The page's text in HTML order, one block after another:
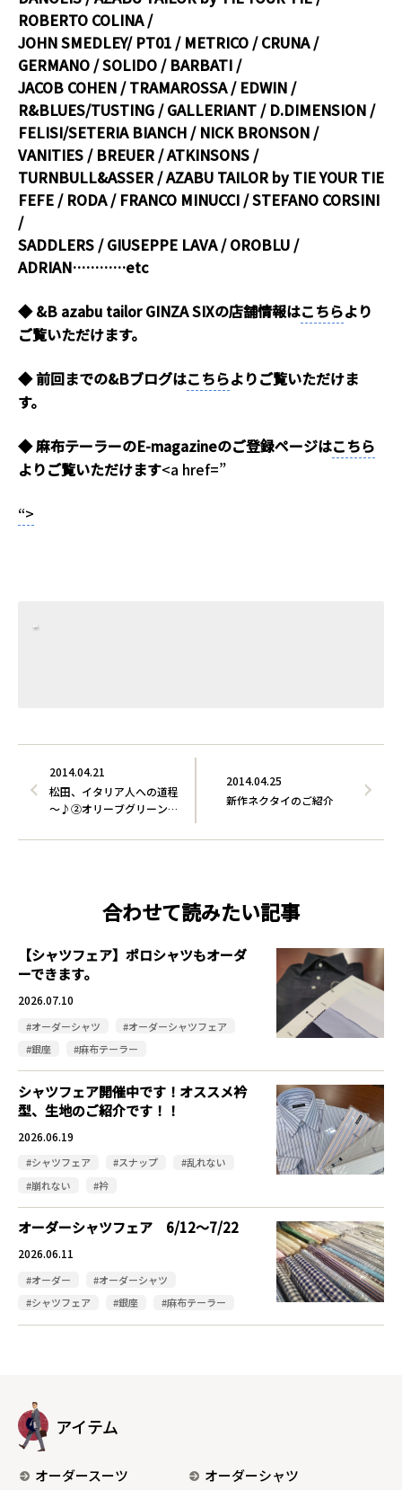
ROBERTO COLINA /
JOHN SMEDLEY/ PT01 / METRICO / CRUNA /
GERMANO / SOLIDO / BARBATI /
JACOB COHEN / TRAMAROSSA / EDWIN /
R&BLUES/TUSTING / GALLERIANT / D.DIMENSION /
FELISI/SETERIA BIANCH / NICK BRONSON /
VANITIES / BREUER / ATKINSONS /
TURNBULL&ASSER / AZABU TAILOR by TIE YOUR TIE
FEFE / RODA / FRANCO MINUCCI / STEFANO CORSINI
/
SADDLERS / GIUSEPPE LAVA / OROBLU /
ADRIAN…………etc
◆ &B azabu tailor GINZA SIXの店舗情報はこちらより
ご覧いただけます。
◆ 前回までの&Bブログはこちらよりご覧いただけま
す。
◆ 麻布テーラーのE-magazineのご登録ページはこちら
よりご覧いただけます<a href=”
“>
2014.04.25
新作ネクタイのご紹介
2014.04.21
松田、イタリア人への道程
～♪②オリーブグリーン
合わせて読みたい記事
【シャツフェア】ポロシャツもオーダ
ーできます。
2026.07.10
#オーダーシャツ
#オーダーシャツフェア
#銀座
#麻布テーラー
シャツフェア開催中です！オススメ衿
型、生地のご紹介です！！
2026.06.19
#シャツフェア #スナップ
#乱れない
#崩れない
#衿
オーダーシャツフェア 6/12～7/22
2026.06.11
#オーダー
#オーダーシャツ
#シャツフェア
#銀座 #麻布テーラー
アイテム
オーダースーツ
オーダーシャツ